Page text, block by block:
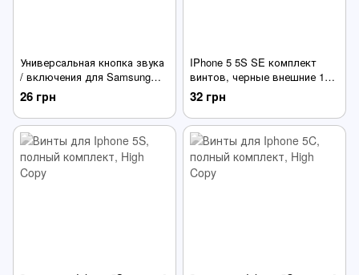
Универсальная кнопка звука
/ включения для Samsung
B5510, B5512, B7722, B7722i
26 грн
IPhone 5 5S SE комплект
винтов, черные внешние 10
шт
32 грн